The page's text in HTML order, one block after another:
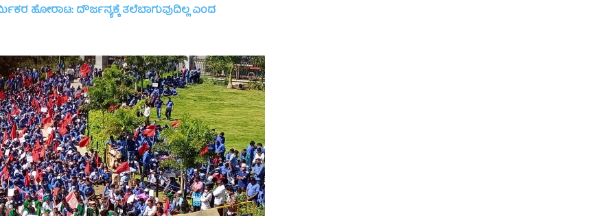
ಹೋರಾಟ: ದೌರ್ಜನ್ಯಕ್ಕೆ ತಲೆಬಾಗುವುದಿಲ್ಲ ಎಂದ